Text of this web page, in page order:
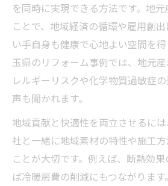
を同時に実現できる方法です。地
ことで、地域経済の循環や雇用創
い手自身も健康で心地よい空間を
玉県のリフォーム事例では、地元
レルギーリスクや化学物質過敏症
声も聞かれます。
地域貢献と快適性を両立させるに
社と一緒に地域素材の特性や施工
ことが大切です。例えば、断熱効
ば冷暖房費の削減にもつながりま